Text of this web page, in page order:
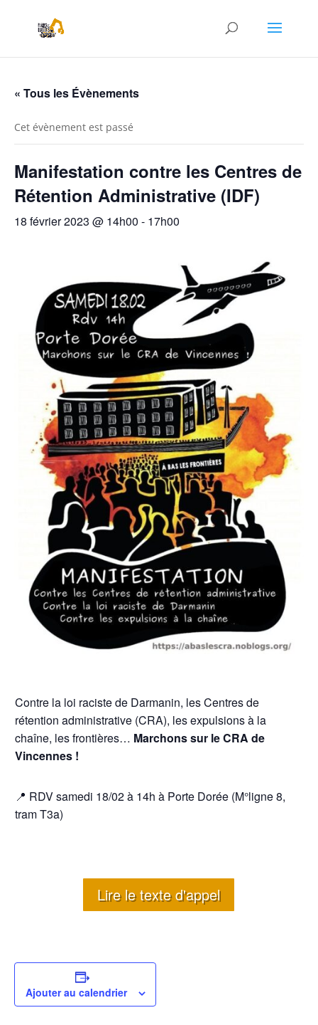
« Tous les Évènements
Cet évènement est passé
Manifestation contre les Centres de
Rétention Administrative (IDF)
18 février 2023 @ 14h00 - 17h00
Contre la loi raciste de Darmanin, les Centres de
rétention administrative (CRA), les expulsions à la
chaîne, les frontières… Marchons sur le CRA de
Vincennes !
📍 RDV samedi 18/02 à 14h à Porte Dorée (M°ligne 8,
tram T3a)
Lire le texte d'appel
Ajouter au calendrier